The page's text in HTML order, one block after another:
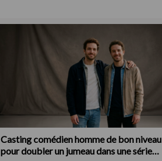
Casting comédien homme de bon niveau
pour doubler un jumeau dans une série